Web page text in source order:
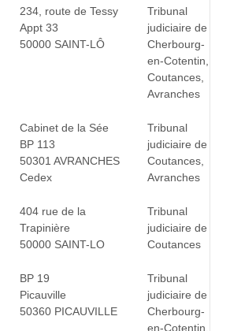
234, route de Tessy
Appt 33
50000 SAINT-LÔ
Tribunal
judiciaire de
Cherbourg-
en-Cotentin,
Coutances,
Avranches
Cabinet de la Sée
BP 113
50301 AVRANCHES
Cedex
Tribunal
judiciaire de
Coutances,
Avranches
404 rue de la
Trapinière
50000 SAINT-LO
Tribunal
judiciaire de
Coutances
BP 19
Picauville
50360 PICAUVILLE
Tribunal
judiciaire de
Cherbourg-
en-Cotentin,